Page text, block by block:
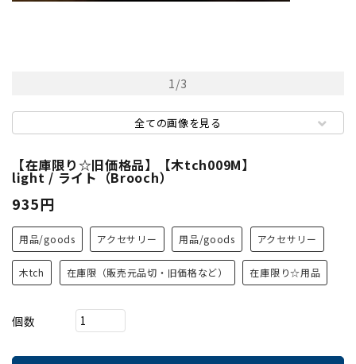
1/3
全ての画像を見る
【在庫限り☆旧価格品】【木tch009M】
light / ライト（Brooch）
935円
用品/goods アクセサリー 用品/goods アクセサリー
木tch 在庫限（販売元品切・旧価格など） 在庫限り☆用品
個数